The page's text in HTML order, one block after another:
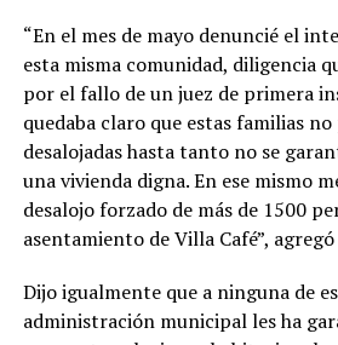
“En el mes de mayo denuncié el
esta misma comunidad, diligencia
por el fallo de un juez de primera
quedaba claro que estas familias
desalojadas hasta tanto no se
una vivienda digna. En ese mismo
desalojo forzado de más de 1500
asentamiento de Villa Café”,
Dijo igualmente que a ninguna de
administración municipal les ha